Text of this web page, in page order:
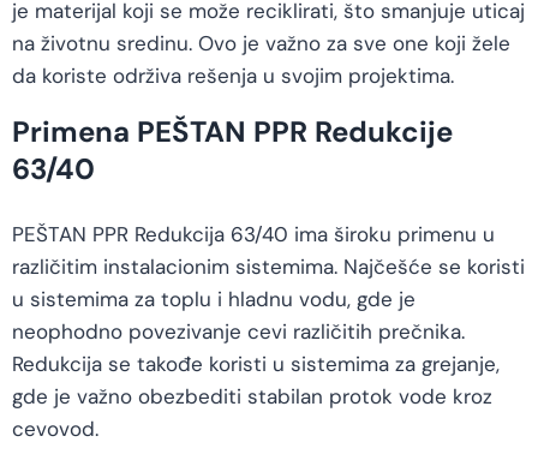
je materijal koji se može reciklirati, što smanjuje uticaj
na životnu sredinu. Ovo je važno za sve one koji žele
da koriste održiva rešenja u svojim projektima.
Primena PEŠTAN PPR Redukcije
63/40
PEŠTAN PPR Redukcija 63/40 ima široku primenu u
različitim instalacionim sistemima. Najčešće se koristi
u sistemima za toplu i hladnu vodu, gde je
neophodno povezivanje cevi različitih prečnika.
Redukcija se takođe koristi u sistemima za grejanje,
gde je važno obezbediti stabilan protok vode kroz
cevovod.